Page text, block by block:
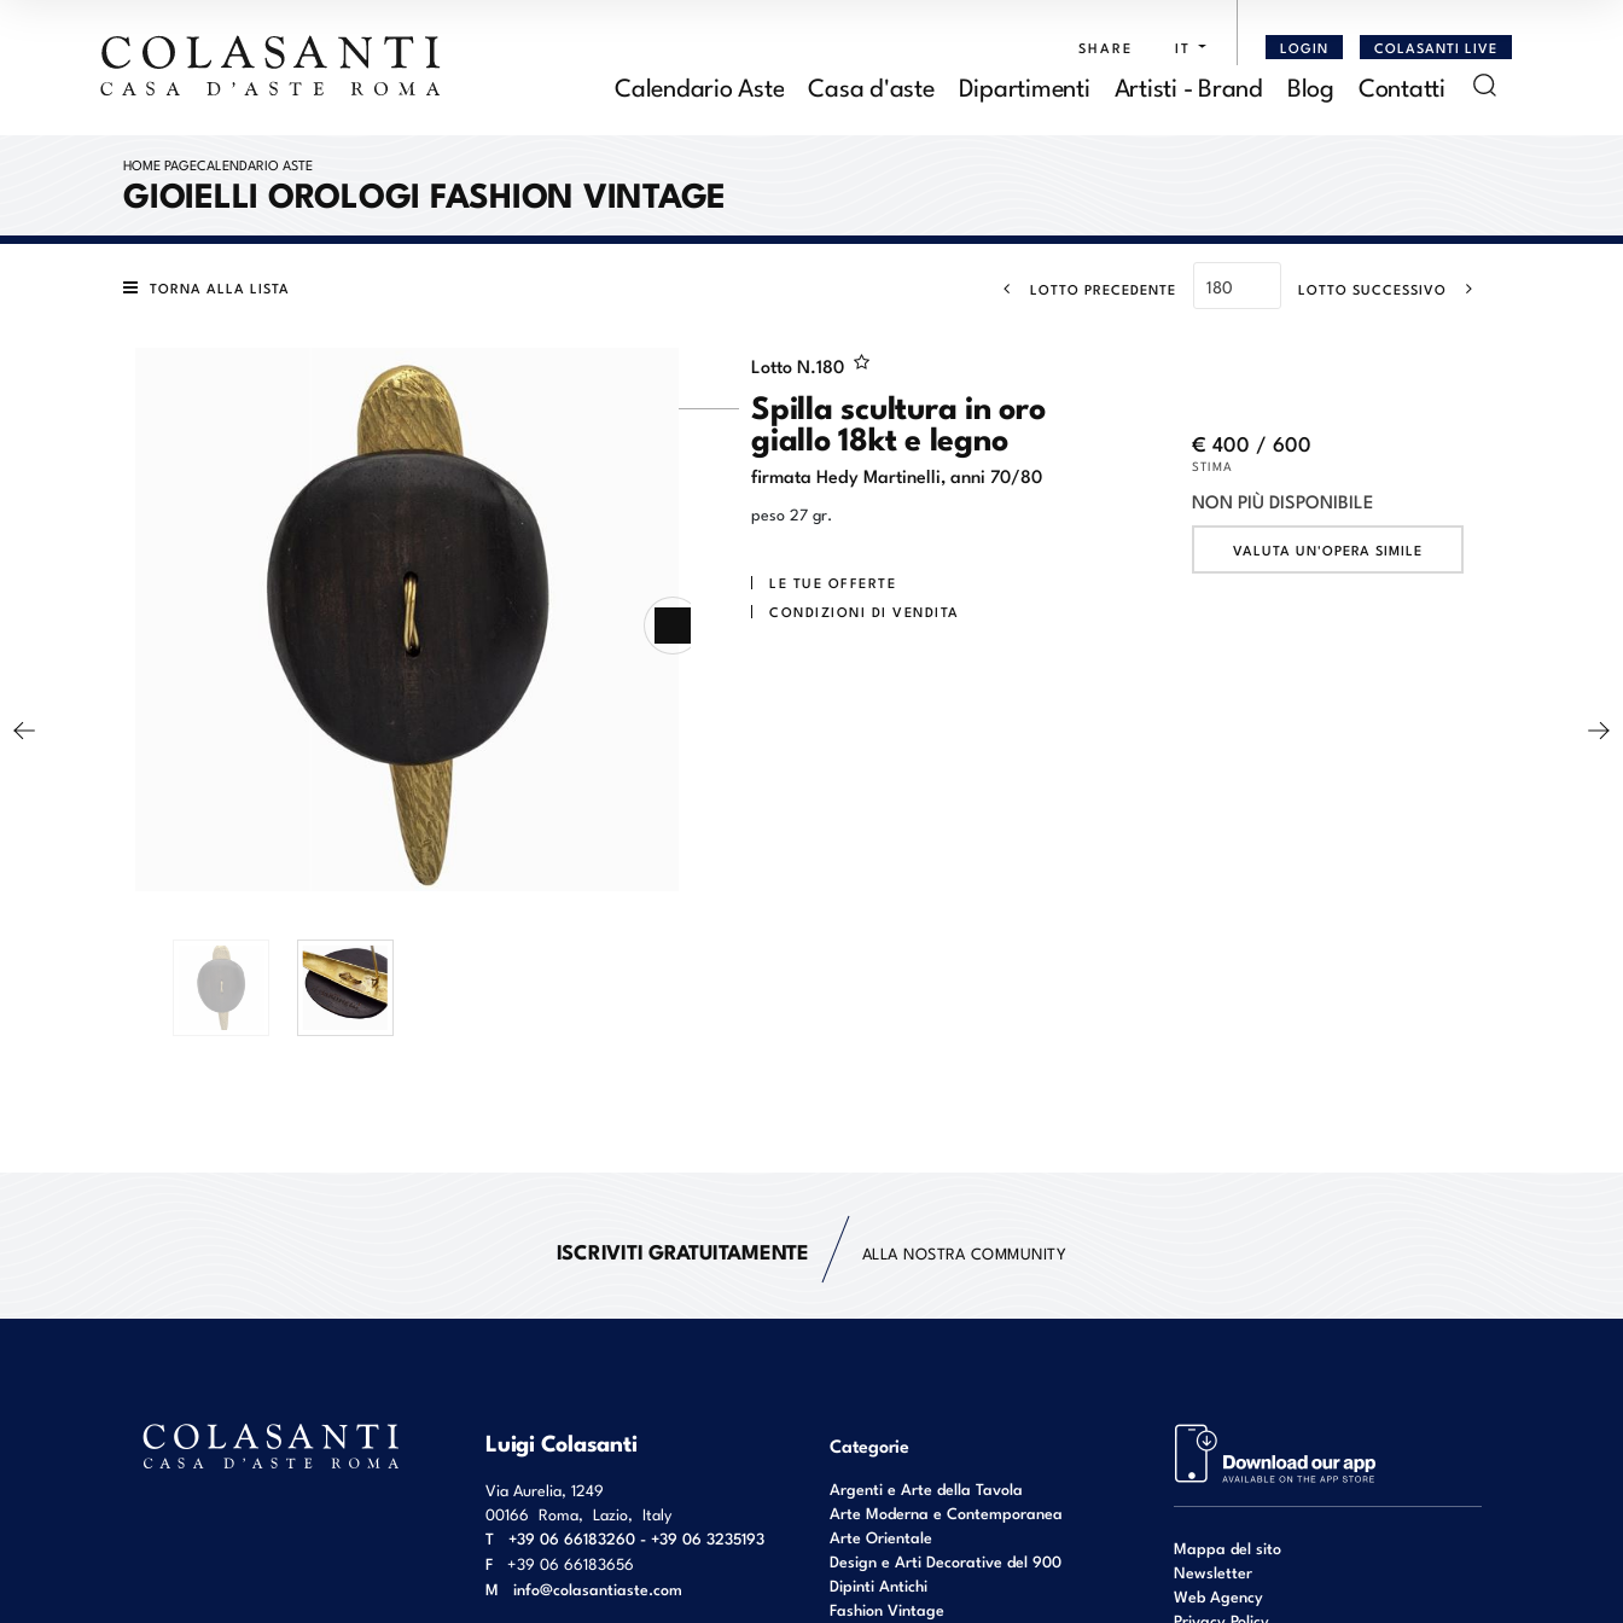
SHARE IT LOGIN COLASANTI LIVE
Calendario Aste Casa d'aste Dipartimenti Artisti - Brand Blog Contatti
HOME PAGECALENDARIO ASTE
GIOIELLI OROLOGI FASHION VINTAGE
TORNA ALLA LISTA LOTTO PRECEDENTE LOTTO SUCCESSIVO
Lotto N.180
Spilla scultura in oro
giallo 18kt e legno
firmata Hedy Martinelli, anni 70/80
peso 27 gr.
LE TUE OFFERTE
CONDIZIONI DI VENDITA
€ 400 / 600
STIMA
NON PIÙ DISPONIBILE
VALUTA UN'OPERA SIMILE
ISCRIVITI GRATUITAMENTE ALLA NOSTRA COMMUNITY
Luigi Colasanti
Via Aurelia, 1249
00166 Roma, Lazio, Italy
T
+39 06 66183260 - +39 06 3235193
F
+39 06 66183656
M info@colasantiaste.com
Categorie
Argenti e Arte della Tavola
Arte Moderna e Contemporanea
Arte Orientale
Design e Arti Decorative del 900
Dipinti Antichi
Fashion Vintage
Mappa del sito
Newsletter
Web Agency